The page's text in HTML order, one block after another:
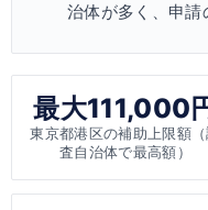
治体が多く、申請
最大111,000
東京都港区の補助上限額（
査自治体で最高額）